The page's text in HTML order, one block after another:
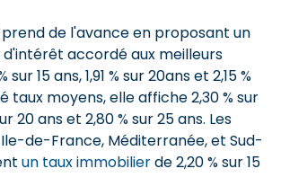
prend de l'avance en proposant un
d'intérêt accordé aux meilleurs
sur 15 ans, 1,91 % sur 20ans et 2,15 %
taux moyens, elle affiche 2,30 % sur
20 ans et 2,80 % sur 25 ans. Les
de-France, Méditerranée, et Sud-
un taux immobilierde 2,20 % sur 15